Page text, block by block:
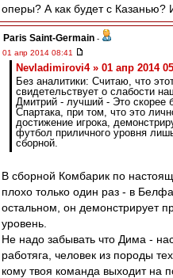
оперы? А как будет с Казанью?
Paris Saint-Germain -
01 апр 2014 08:41
Nevladimirovi4 » 01 апр 2014
Без аналитики: Считаю, что
свидетельствует о слабости
Дмитрий - лучший - Это скорее
Спартака, при том, что это
достижение игрока,
футбол приличного уровня
сборной.
В сборной Комбарик по
плохо только один раз - в
остальном, он демонстрирует
уровень.
Не надо забывать что Дима -
работяга, человек из породы
кому твоя команда выходит на